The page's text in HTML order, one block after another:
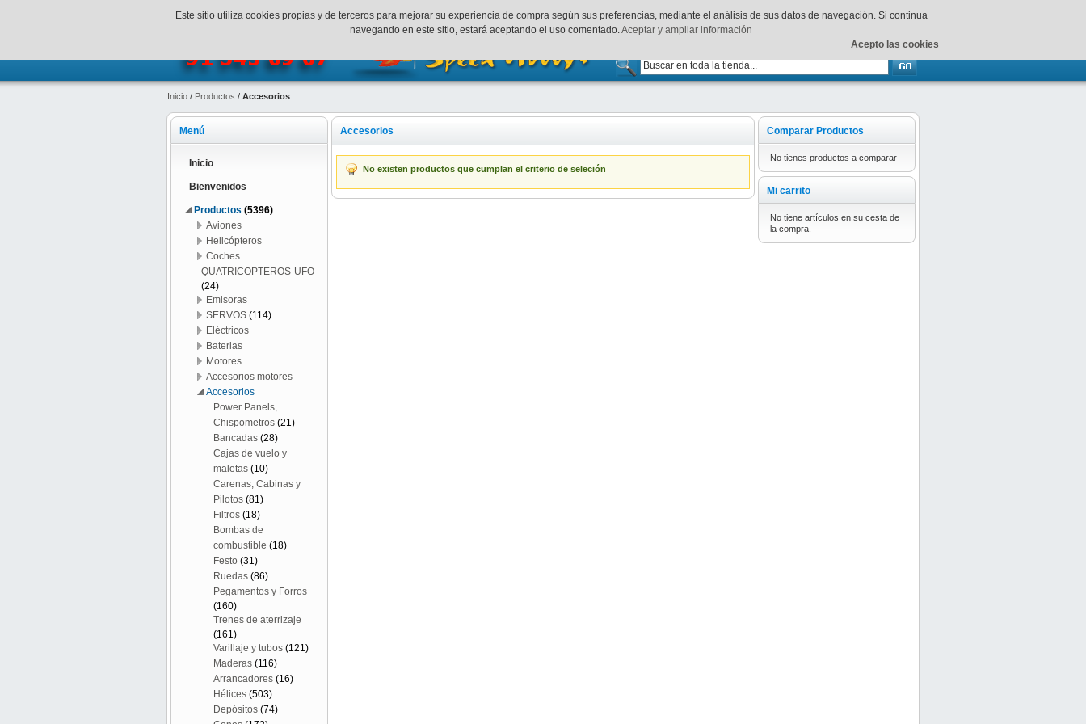
¡Bienvenidos a SpeedHobbys! Mi cuenta Finalizar Compra Acceder Sucarrito está vacío.
Inicio / Productos / Accesorios
Accesorios
No existen productos que cumplan el criterio de seleción
Menú
Inicio
Bienvenidos
Productos (5396)
Aviones
Helicópteros
Coches
QUATRICOPTEROS-UFO
(24)
Emisoras
SERVOS (114)
Eléctricos
Baterias
Motores
Accesorios motores
Accesorios
Power Panels,
Chispometros (21)
Bancadas (28)
Cajas de vuelo y
maletas (10)
Carenas, Cabinas y
Pilotos (81)
Filtros (18)
Bombas de
combustible (18)
Festo (31)
Ruedas (86)
Pegamentos y Forros
(160)
Trenes de aterrizaje
(161)
Varillaje y tubos (121)
Maderas (116)
Arrancadores (16)
Hélices (503)
Depósitos (74)
Comparar Productos
No tienes productos a comparar
Mi carrito
No tiene artículos en su cesta de
la compra.
Este sitio utiliza cookies propias y de terceros para mejorar su experiencia de compra según sus preferencias, mediante el análisis de sus datos de navegación. Si continua
navegando en este sitio, estará aceptando el uso comentado.Aceptar y ampliar información
Acepto las cookies